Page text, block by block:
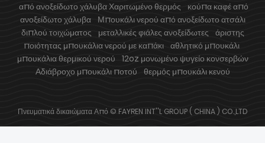
από ανοξείδωτο χάλυβα Χαριτωμένο θερμός κούπα καφέ από
ανοξείδωτο χάλυβα
Μπουκάλι νερού από ανοξείδωτο ατσάλι
διπλού τοιχώματος
μεταλλικές φιάλες ανοξείδωτες άριστης
ποιότητας μπουκάλια νερού με καπάκι αθλητικό μπουκάλι
μπουκάλια θερμικού νερού 12oz μονωμένο ψυγείο κονσερβών
Αδιάβροχο μπουκάλι ποτού θερμός μπουκάλι κενού
Πνευματικά δικαιώματα Από © FAYREN INT''L GROUP ( CHINA ) CO.,LTD